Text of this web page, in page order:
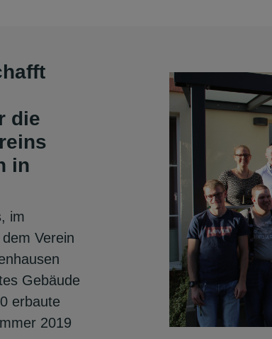
die
in
im
Verein
Gebäude
erbaute
2019